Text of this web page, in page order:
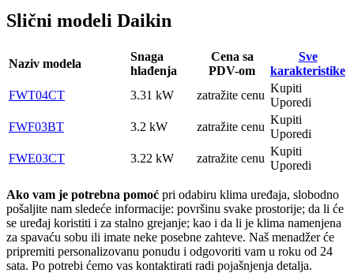
Slični modeli Daikin
Naziv modela
Snaga
hlađenja
Cena sa
PDV-om
Sve
karakteristike
FWT04CT
3.31 kW zatražite cenu
Kupiti
Uporedi
FWF03BT
3.2 kW zatražite cenu
Kupiti
Uporedi
FWE03CT
3.22 kW zatražite cenu
Kupiti
Uporedi
Ako vam je potrebna pomoć pri odabiru klima uređaja, slobodno
pošaljite nam sledeće informacije: površinu svake prostorije; da li će
se uređaj koristiti i za stalno grejanje; kao i da li je klima namenjena
za spavaću sobu ili imate neke posebne zahteve. Naš menadžer će
pripremiti personalizovanu ponudu i odgovoriti vam u roku od 24
sata. Po potrebi ćemo vas kontaktirati radi pojašnjenja detalja.